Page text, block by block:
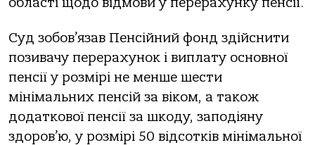
Суд зобов’язав Пенсійний фонд здійснити
позивачу перерахунок і виплату основної
пенсії у розмірі не менше шести
мінімальних пенсій за віком, а також
додаткової пенсії за шкоду, заподіяну
здоров’ю, у розмірі 50 відсотків мінімальної